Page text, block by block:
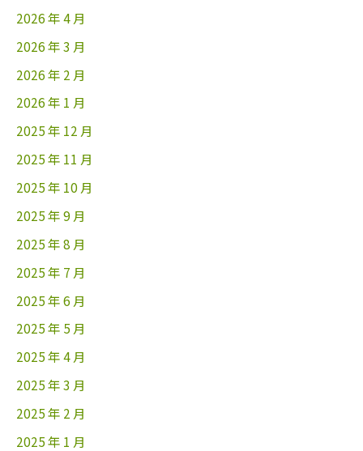
2026 年 4 月
2026 年 3 月
2026 年 2 月
2026 年 1 月
2025 年 12 月
2025 年 11 月
2025 年 10 月
2025 年 9 月
2025 年 8 月
2025 年 7 月
2025 年 6 月
2025 年 5 月
2025 年 4 月
2025 年 3 月
2025 年 2 月
2025 年 1 月